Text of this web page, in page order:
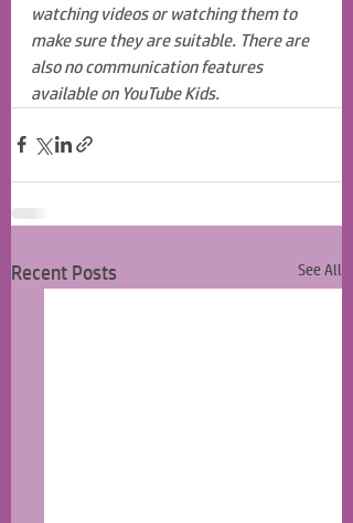
watching videos or watching them to
make sure they are suitable. There are
also no communication features
available on YouTube Kids.
Recent Posts See All